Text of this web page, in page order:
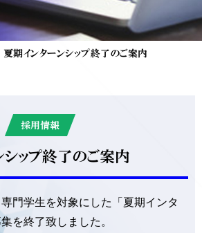
夏期インターンシップ終了のご案内
採用情報
シップ終了のご案内
門学生を対象にした「夏期インタ
を終了致しました。